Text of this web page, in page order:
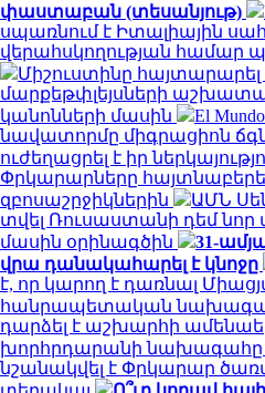
փաստաբան (տեսանյութ)
սպառնում է Իտալիային
վերահսկողության համար
Միշուստինը հայտարարել
մարքեթփլեյսների
կանոնների մասին
El
նավատորմը միգրացիոն
ուժեղացրել է իր
Փրկարարները
զբոսաշրջիկներին
ԱՄՆ
տվել Ռուսաստանի դեմ
մասին օրինագծին
31-
վրա դանակահարել է կնոջը
է, որ կարող է դառնալ
հանրապետական
դարձել է աշխարհի
խորհրդարանի նախագահը
նշանակվել է Փրկարար